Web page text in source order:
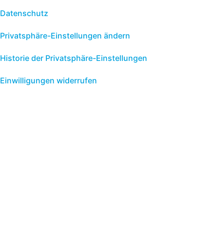
Datenschutz
Privatsphäre-Einstellungen ändern
Historie der Privatsphäre-Einstellungen
Einwilligungen widerrufen